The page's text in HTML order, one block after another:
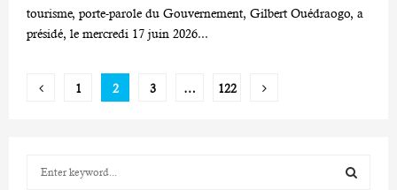
tourisme, porte-parole du Gouvernement, Gilbert Ouédraogo, a
présidé, le mercredi 17 juin 2026...
Pagination
1 2 3 … 122